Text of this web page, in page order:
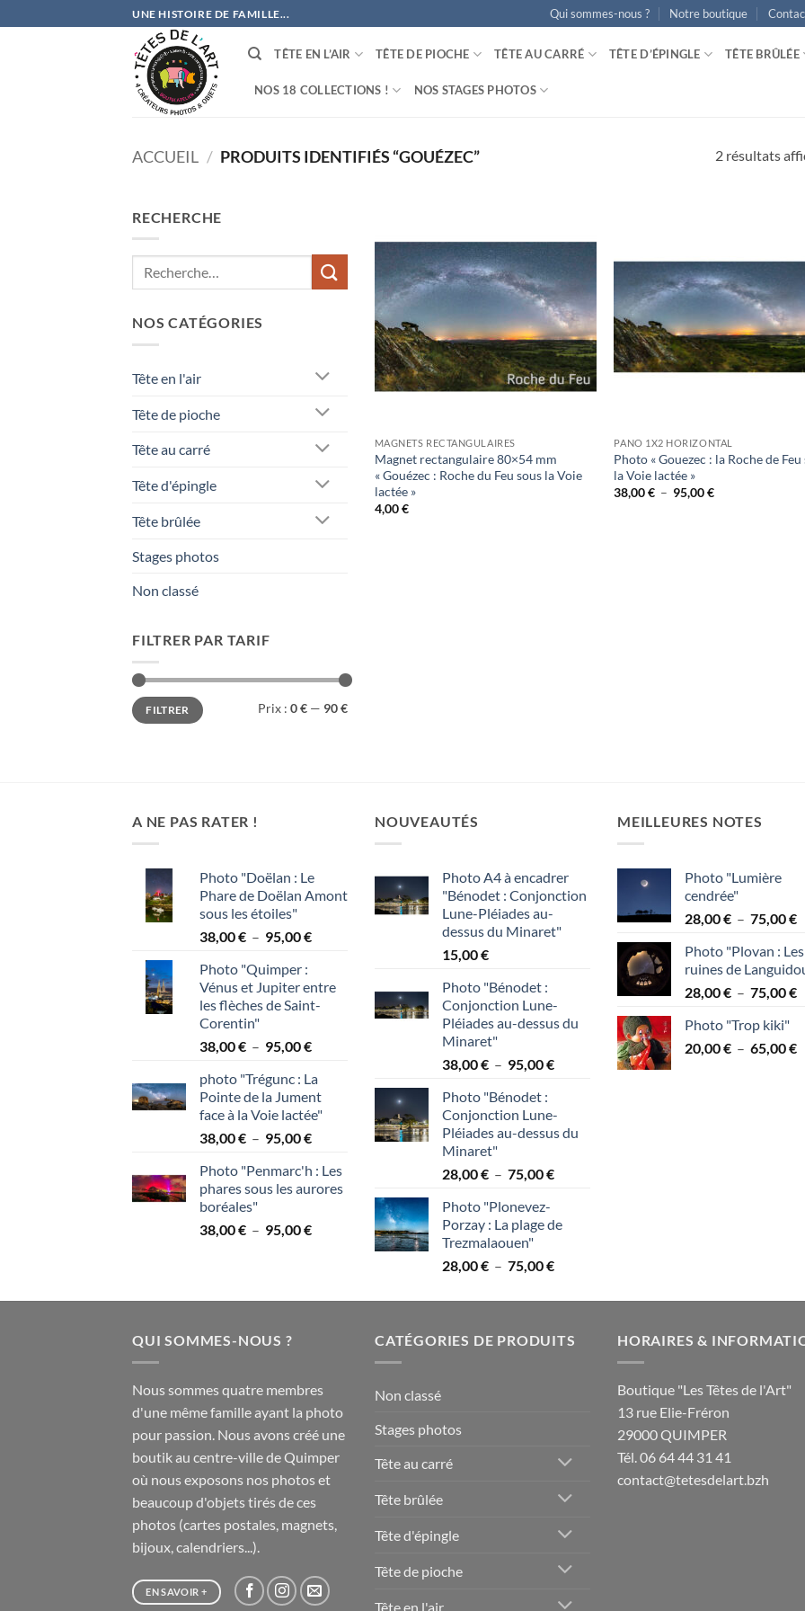
au
UNE HISTOIRE DE FAMILLE... Qui sommes-nous ? Notre boutique
TÊTE EN L’AIR TÊTE DE PIOCHE TÊTE AU CARRÉ TÊTE D’ÉPINGLE TÊTE BRÛLÉE
NOS 18 COLLECTIONS ! NOS STAGES PHOTOS
ACCUEIL / PRODUITS IDENTIFIÉS “GOUÉZEC” 2 résultats
RECHERCHE
NOS CATÉGORIES
Tête en l'air
Tête de pioche
Tête au carré
Tête d'épingle
Tête brûlée
Stages photos
Non classé
FILTRER PAR TARIF
Prix
min
Prix
maxFILTRER Prix : 0 € — 90 €
wishlist
MAGNETS RECTANGULAIRES
Magnet rectangulaire 80×54 mm
« Gouézec : Roche du Feu sous la Voie
lactée »
4,00€
PANO 1X2 HORIZONTAL
Photo « Gouezec : la Roche de Feu
la Voie lactée »
38,00€ – 95,00€Plage
A NE PAS RATER !
Photo "Doëlan : Le
Phare de Doëlan Amont
sous les étoiles"
38,00€ – 95,00€Plage
38,00 €
à
Photo "Quimper :
Vénus et Jupiter entre
les flèches de Saint-
Corentin"
38,00€ – 95,00€Plage
prix :
38,00 €
à
95,00 €
photo "Trégunc : La
Pointe de la Jument
face à la Voie lactée"
38,00€ – 95,00€Plage
prix :
38,00 €
95,00 €
Photo "Penmarc'h : Les
phares sous les aurores
boréales"
38,00€ – 95,00€Plage
à
NOUVEAUTÉS
Photo A4 à encadrer
"Bénodet : Conjonction
Lune-Pléiades au-
dessus du Minaret"
15,00€
Photo "Bénodet :
Conjonction Lune-
Pléiades au-dessus du
Minaret"
38,00€ – 95,00€Plage
38,00 €
à
Photo "Bénodet :
Conjonction Lune-
Pléiades au-dessus du
Minaret"
28,00€ – 75,00€Plage
28,00 €
75,00 €
Photo "Plonevez-
Porzay : La plage de
Trezmalaouen"
28,00€ – 75,00€Plage
prix :
à
MEILLEURES NOTES
Photo "Lumière
cendrée"
28,00€ – 75,00€
à
Photo "Plovan : Les
ruines de
28,00€ – 75,00€
Photo "Trop kiki"
20,00€ – 65,00€
QUI SOMMES-NOUS ?
Nous sommes quatre membres
d'une même famille ayant la photo
pour passion. Nous avons créé une
boutik au centre-ville de Quimper
où nous exposons nos photos et
beaucoup d'objets tirés de ces
photos (cartes postales, magnets,
bijoux, calendriers...).
EN SAVOIR +
CATÉGORIES DE PRODUITS
Non classé
Stages photos
Tête au carré
Tête brûlée
Tête d'épingle
Tête de pioche
Tête en l'air
HORAIRES &
Boutique "Les Têtes de l'Art"
13 rue Elie-Fréron
29000 QUIMPER
Tél. 06 64 44 31 41
contact@tetesdelart.bzh